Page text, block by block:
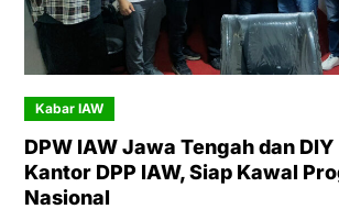
Kabar IAW
DPW IAW Jawa Tengah dan
Kantor DPP IAW, Siap Kawal
Nasional